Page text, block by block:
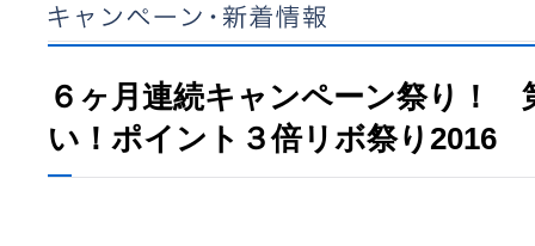
６ヶ月連続キャンペーン祭り！
い！ポイント３倍リボ祭り2016